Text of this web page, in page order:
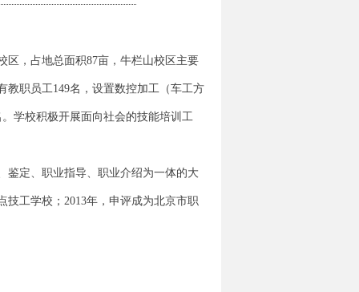
区，占地总面积87亩，牛栏山校区主要
教职员工149名，设置数控加工（车工方
学校积极开展面向社会的技能培训工
鉴定、职业指导、职业介绍为一体的大
技工学校；2013年，申评成为北京市职